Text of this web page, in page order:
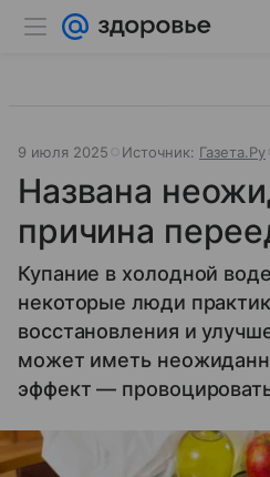
9 июля 2025 Источник: Газета.Ру
Названа
причина
Купание в холодной
некоторые люди
восстановления и
может иметь
эффект —